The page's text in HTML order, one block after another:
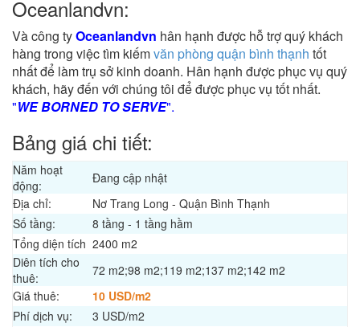
Oceanlandvn:
Và công tyOceanlandvn hân hạnh được hỗ trợ quý khách
hàng trong việc tìm kiếmvăn phòng quận bình thạnh tốt
nhất để làm trụ sở kinh doanh. Hân hạnh được phục vụ quý
khách, hãy đến với chúng tôi để được phục vụ tốt nhất.
"WE BORNED TO SERVE".
Bảng giá chi tiết:
Năm hoạt
động:
Đang cập nhật
Địa chỉ:
Nơ Trang Long - Quận Bình Thạnh
Số tầng:
8 tầng - 1 tầng hầm
Tổng diện tích 2400 m2
Diên tích cho
thuê:
72 m2;98 m2;119 m2;137 m2;142 m2
Giá thuê:
10 USD/m2
Phí dịch vụ:
3 USD/m2